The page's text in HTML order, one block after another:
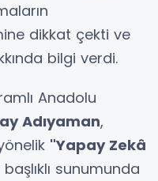
dikkat çekti ve
bilgi verdi.
Anadolu
Adıyaman,
"Yapay Zekâ
başlıklı sunumunda